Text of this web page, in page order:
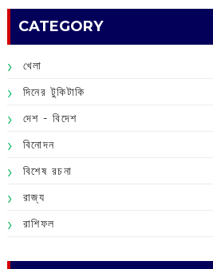
CATEGORY
খেলা
দিনের টুকিটাকি
দেশ - বিদেশ
বিনোদন
বিশেষ রচনা
রাজ্য
রাশিফল